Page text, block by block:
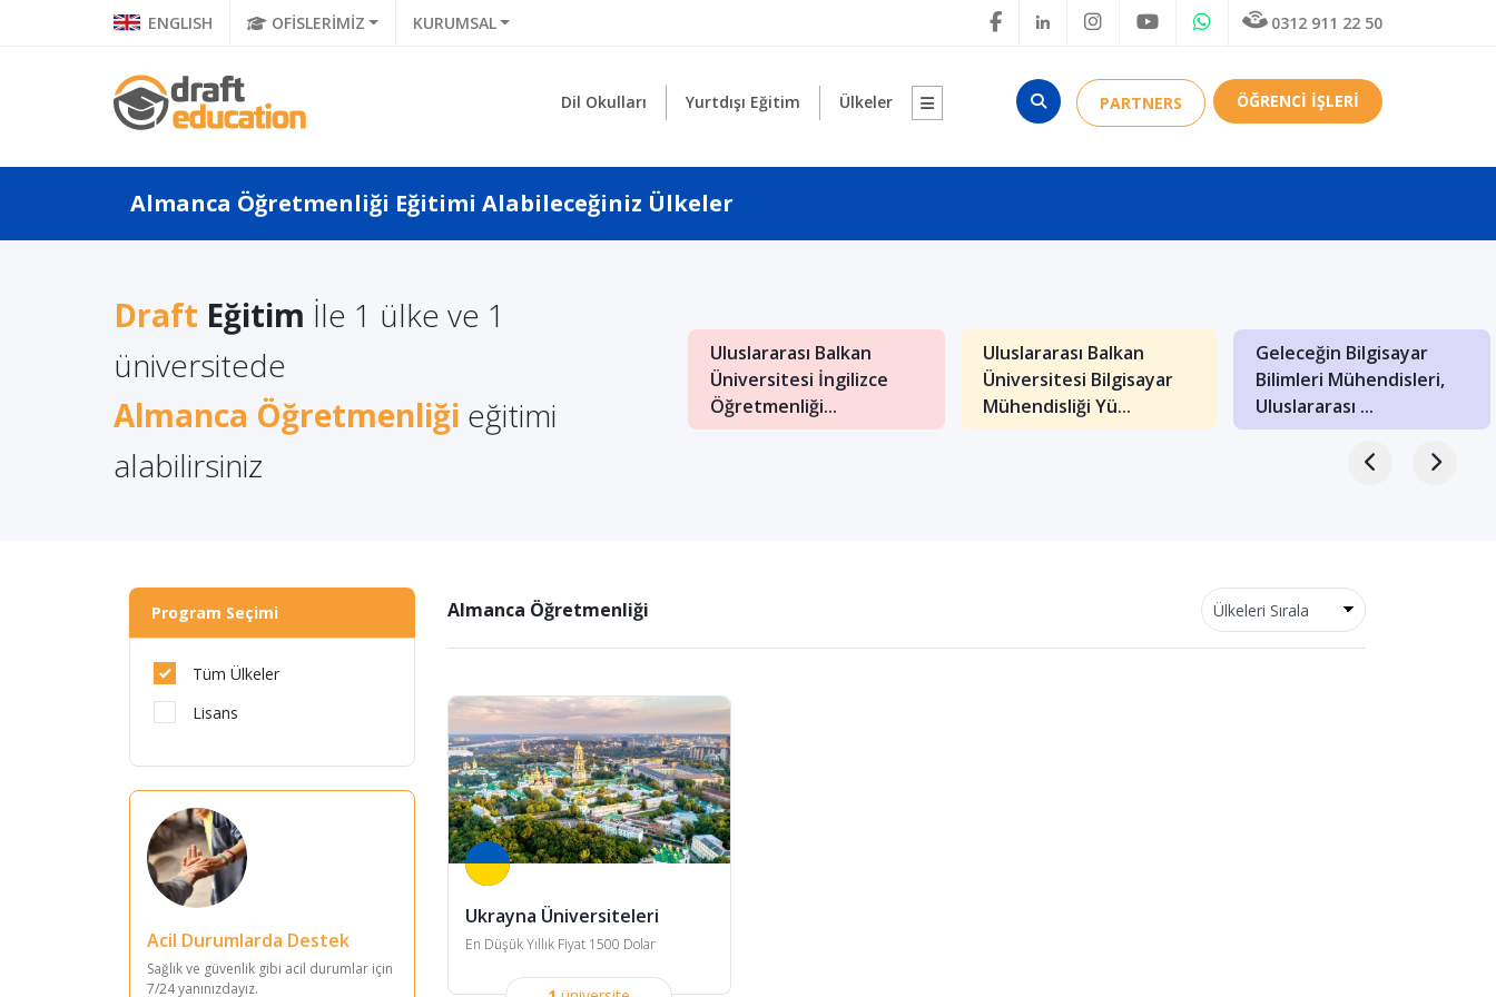
ENGLISH OFİSLERİMİZ KURUMSAL 0312 911 22 50
Dil Okulları Yurtdışı Eğitim Ülkeler PARTNERS ÖĞRENCİ İŞLERİ
Almanca Öğretmenliği Eğitimi Alabileceğiniz Ülkeler
Draft Eğitim İle 1 ülke ve 1
üniversitede
Almanca Öğretmenliği eğitimi
alabilirsiniz
Litvanya'da Yüksek
Lisans Eğitimi Almanın
Avantajları
Uluslararası Balkan
Üniversitesi İngilizce
Öğretmenliği...
Uluslararası Balkan
Üniversitesi Bilgisayar
Mühendisliği Yü...
Geleceğin Bilgisayar
Bilimleri Mühendisleri,
Uluslararası ...
Program Seçimi
Tüm Ülkeler
Lisans
Acil Durumlarda Destek
Sağlık ve güvenlik gibi acil durumlar için
7/24 yanınızdayız.
Almanca Öğretmenliği
Ukrayna Üniversiteleri
En Düşük Yıllık Fiyat 1500 Dolar